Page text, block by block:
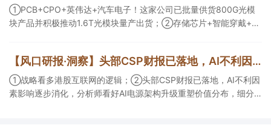
望加快，400G、800G产品正进入认证和导入阶段。
①PCB+CPO+英伟达+汽车电子！这家公司已批量供货800G光模
块产品并积极推动1.6T光模块量产出货；②存储芯片+智能穿戴+华
【风口研报·洞察】头部CSP财报已落地，AI不利因素影响逐步消化，分析师看好AI电源架构升级重塑价值分布，细分龙头迈入放量验证阶段；战略看多港股互联网的逻辑
①战略看多港股互联网的逻辑；②头部CSP财报已落地，AI不利因
素影响逐步消化，分析师看好AI电源架构升级重塑价值分布，细分